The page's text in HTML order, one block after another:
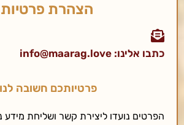
הצהרת פרטיות
כתבו אלינו: info@maarag.love
פרטיותכם חשובה
הפרטים נועדו ליצירת קשר ושליחת מידע